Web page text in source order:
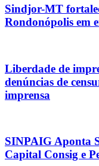
Sindjor-MT
Rondonópolis em
Liberdade de
denúncias de
imprensa
SINPAIG Aponta
Capital Consig e